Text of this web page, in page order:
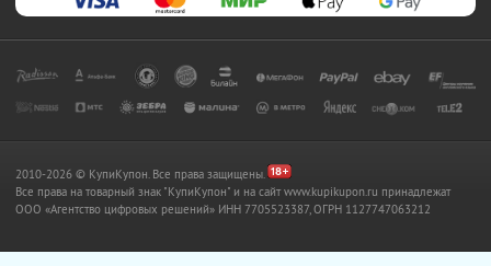
2010-2026 © КупиКупон. Все права защищены.
Все права на товарный знак "КупиКупон" и на сайт www.kupikupon.ru принадлежат
OOO «Агентство цифровых решений» ИНН 7705523387, ОГРН 1127747063212